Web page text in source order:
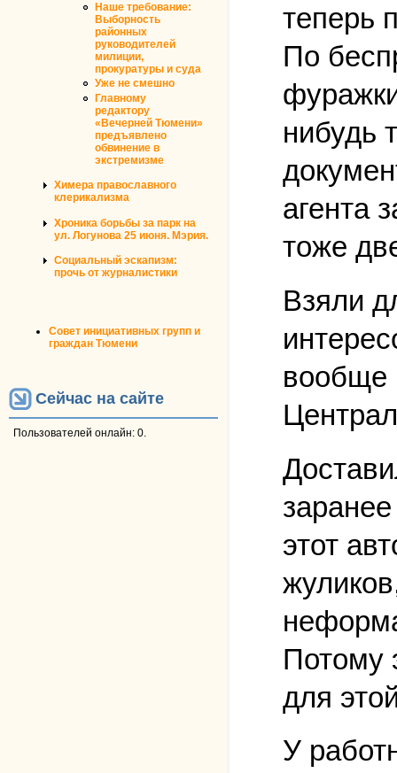
Наше требование:
Выборность
районных
руководителей
милиции,
прокуратуры и суда
Уже не смешно
Главному
редактору
«Вечерней Тюмени»
предъявлено
обвинение в
экстремизме
Химера православного
клерикализма
Хроника борьбы за парк на
ул. Логунова 25 июня. Мэрия.
Социальный эскапизм:
прочь от журналистики
Совет инициативных групп и
граждан Тюмени
Сейчас на сайте
Пользователей онлайн: 0.
теперь
По
нибудь
агента
тоже
Взяли
вообще
этот
Потому
для
У